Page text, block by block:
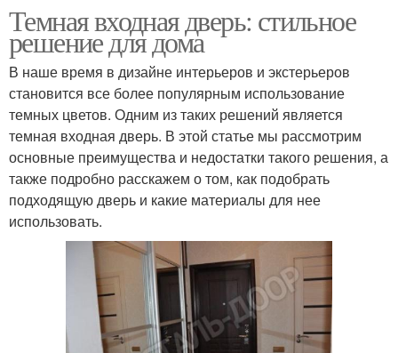
Темная входная дверь: стильное
решение для дома
В наше время в дизайне интерьеров и экстерьеров
становится все более популярным использование
темных цветов. Одним из таких решений является
темная входная дверь. В этой статье мы рассмотрим
основные преимущества и недостатки такого решения, а
также подробно расскажем о том, как подобрать
подходящую дверь и какие материалы для нее
использовать.